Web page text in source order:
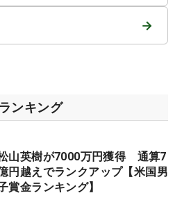
→
ンキング
山英樹が7000万円獲得 通算7
円越えでランクアップ【米国男
賞金ランキング】